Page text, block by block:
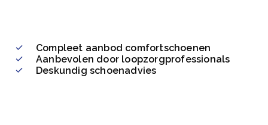
Compleet aanbod comfortschoenen
Aanbevolen door loopzorgprofessionals
Deskundig schoenadvies